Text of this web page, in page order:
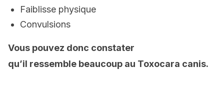
Faiblisse physique
Convulsions
Vous pouvez donc constater
qu’il ressemble beaucoup au Toxocara canis.